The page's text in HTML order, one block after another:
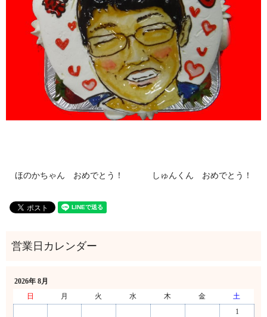
ほのかちゃん おめでとう！ しゅんくん おめでとう！
2026年 8月
日
月 火 水 木 金
土
1